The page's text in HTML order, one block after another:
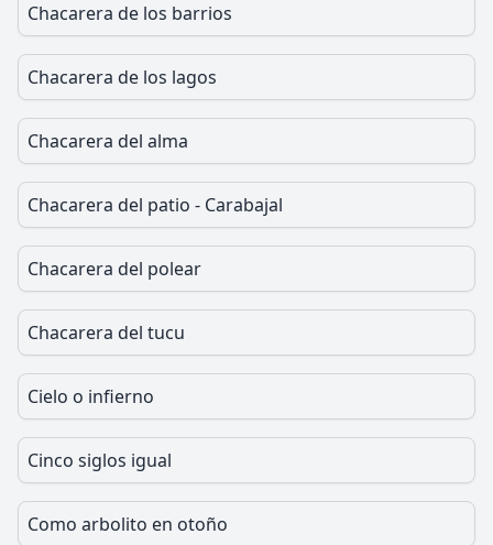
Chacarera de los barrios
Chacarera de los lagos
Chacarera del alma
Chacarera del patio - Carabajal
Chacarera del polear
Chacarera del tucu
Cielo o infierno
Cinco siglos igual
Como arbolito en otoño